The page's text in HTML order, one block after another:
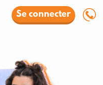
Se connecter